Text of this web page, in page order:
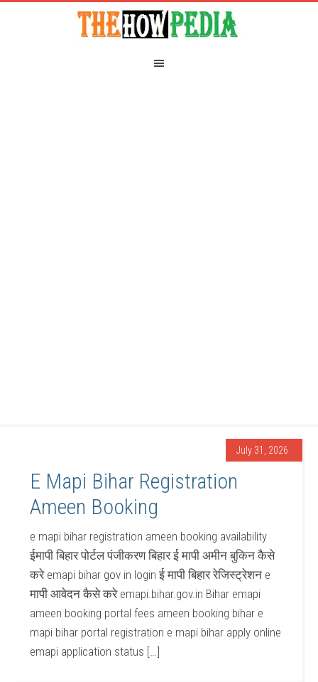
July 31, 2026
E Mapi Bihar Registration
Ameen Booking
e mapi bihar registration ameen booking availability
ईमापी बिहार पोर्टल पंजीकरण बिहार ई मापी अमीन बुकिन कैसे
करे emapi bihar gov in login ई मापी बिहार रेजिस्ट्रेशन e
मापी आवेदन कैसे करे emapi.bihar.gov.in Bihar emapi
ameen booking portal fees ameen booking bihar e
mapi bihar portal registration e mapi bihar apply online
emapi application status […]